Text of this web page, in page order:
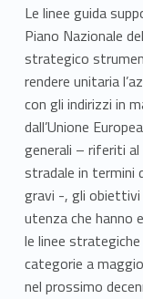
Le linee guida
Piano Nazionale
strategico
rendere unitaria
con gli indirizzi in
dall’Unione
generali – riferiti al
stradale in termini
gravi -, gli
utenza che hanno
le linee
categorie a
nel prossimo